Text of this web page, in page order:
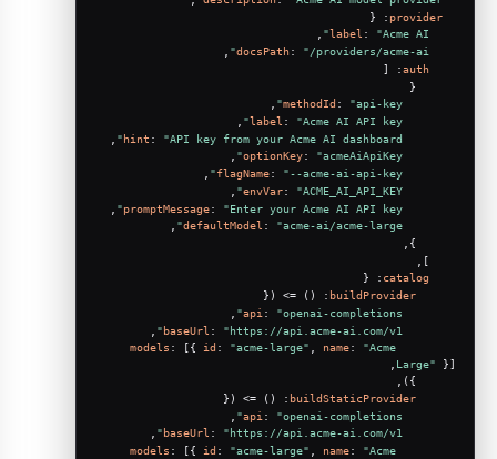
provider
: {
label : "Acme AI"
docsPath: "/providers/acme-ai"
auth
: [
methodId : "api-key"
label : "Acme AI API key"
hint : "API key from your Acme AI dashboard"
optionKey: "acmeAiApiKey"
flagName: "--acme-ai-api-key"
envVar: "ACME_AI_API_KEY"
promptMessage: "Enter your Acme AI API key"
defaultModel : "acme-ai/acme-large"
catalog
: {
buildProvider
:
() =>
({
api : "openai-completions"
baseUrl : "https://api.acme-ai.com/v1"
models : [{ id : "acme-large" name: "Acme
Large" }],
buildStaticProvider
:
() =>
({
api : "openai-completions"
baseUrl : "https://api.acme-ai.com/v1"
,
models : [{ id : "acme-large" name: "Acme